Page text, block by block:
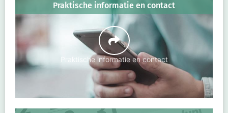
Praktische informatie en contact
Praktische informatie en contact